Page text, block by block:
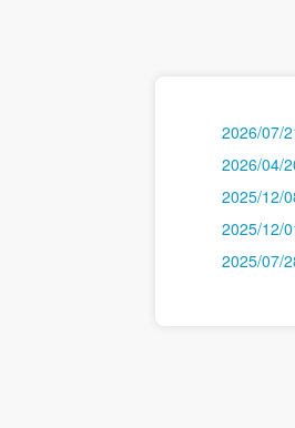
2026/07/
2026/04/
2025/12/
2025/12/
2025/07/